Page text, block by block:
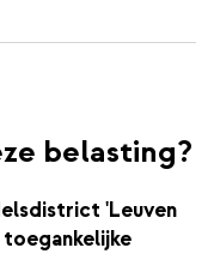
belasting?
'Leuven